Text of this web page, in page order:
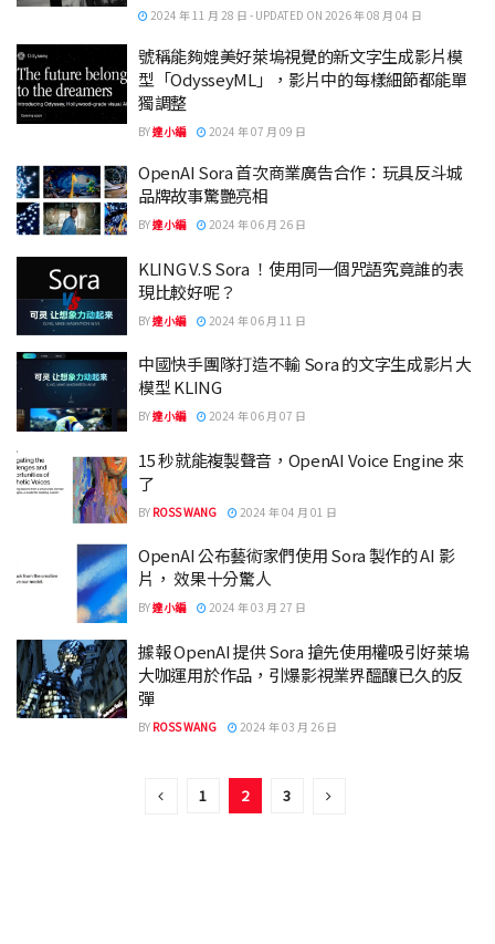
2024 年 11 月 28 日 - UPDATED ON 2026 年 08 月 04 日
號稱能夠媲美好萊塢視覺的新文字生成影片模
型「OdysseyML」，影片中的每樣細節都能單
獨調整
BY達小編 2024 年 07 月 09 日
OpenAI Sora 首次商業廣告合作：玩具反斗城
品牌故事驚艷亮相
BY達小編 2024 年 06 月 26 日
KLING V.S Sora ！使用同一個咒語究竟誰的表
現比較好呢？
BY達小編 2024 年 06 月 11 日
中國快手團隊打造不輸 Sora 的文字生成影片大
模型 KLING
BY達小編 2024 年 06 月 07 日
15 秒就能複製聲音，OpenAI Voice Engine 來
了
BY ROSS WANG 2024 年 04 月 01 日
OpenAI 公布藝術家們使用 Sora 製作的 AI 影
片， 效果十分驚人
BY達小編 2024 年 03 月 27 日
據報 OpenAI 提供 Sora 搶先使用權吸引好萊塢
大咖運用於作品，引爆影視業界醞釀已久的反
彈
BY ROSS WANG 2024 年 03 月 26 日
1 2 3